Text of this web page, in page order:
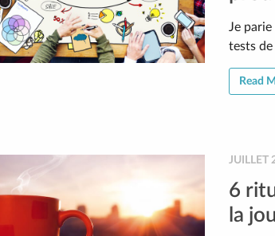
Je
tests
Read
JUILLET
6
la